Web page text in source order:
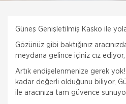
MÜŞTERI GIRIŞI
TEKLİF AL
Güneş Genişletilmiş Kasko ile yola
Gözünüz gibi baktığınız
meydana gelince içiniz cız
Artık endişelenmenize gerek yok!
kadar değerli olduğunu biliyor,
ile aracınıza tam güvence